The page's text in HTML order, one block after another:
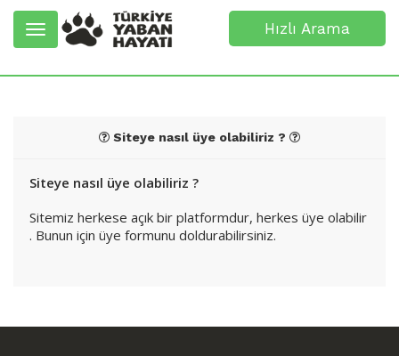
Toggle
navigation
Hızlı Arama
Siteye nasıl üye olabiliriz ?
Siteye nasıl üye olabiliriz ?
Sitemiz herkese açık bir platformdur, herkes üye olabilir
. Bunun için üye formunu doldurabilirsiniz.